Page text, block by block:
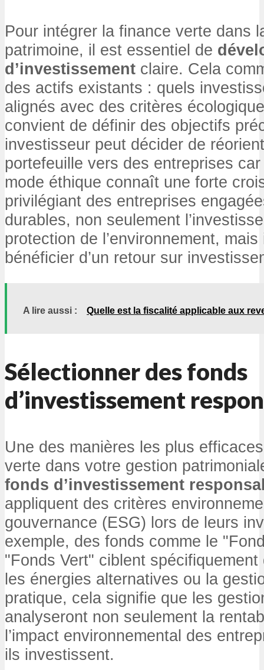
Pour intégrer la finance verte dans
patrimoine, il est essentiel de
d’investissement claire. Cela
des actifs existants : quels
alignés avec des critères
convient de définir des objectifs
investisseur peut décider de
portefeuille vers des entreprises
mode éthique connaît une forte
privilégiant des entreprises
durables, non seulement
protection de l’environnement,
bénéficier d’un retour sur
A lire aussi : Quelle est la fiscalité applicable aux
Sélectionner des fonds
d’investissement
Une des manières les plus
verte dans votre gestion
fonds d’investissement
appliquent des critères
gouvernance (ESG) lors de leurs
exemple, des fonds comme le
"Fonds Vert" ciblent
les énergies alternatives ou la
pratique, cela signifie que les
analyseront non seulement la
l’impact environnemental des
ils investissent.